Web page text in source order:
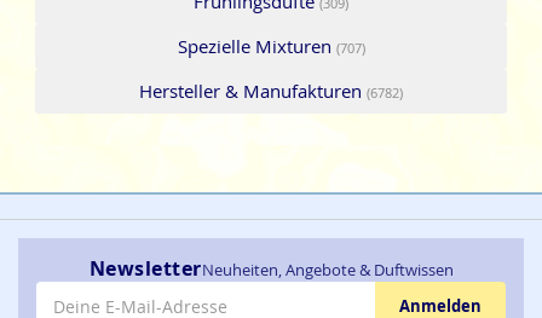
Spezielle Mixturen (707)
Hersteller & Manufakturen (6782)
NewsletterNeuheiten, Angebote & Duftwissen
E-Mail-Adresse
Anmelden